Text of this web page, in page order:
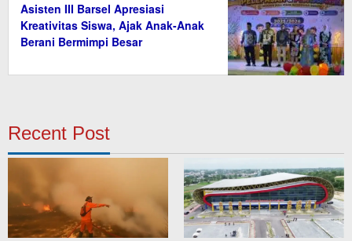
Asisten III Barsel Apresiasi
Kreativitas Siswa, Ajak Anak-Anak
Berani Bermimpi Besar
Recent Post